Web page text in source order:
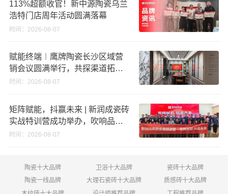
113%超额收官！新中源陶瓷乌兰
浩特门店周年活动圆满落幕
时间：2026-08-07
赋能终端︱鹰牌陶瓷长沙区域营
销会议圆满举行，共探渠道拓展
与门店升级新路径
时间：2026-08-07
矩阵赋能，抖赢未来 | 新润成瓷砖
实战特训营成功举办，吹响品牌
秋季营销冲锋号！
时间：2026-08-07
陶瓷十大品牌 卫浴十大品牌
瓷砖十大品牌
陶瓷一线品牌
大理石瓷砖十大品牌
质感砖十大品牌